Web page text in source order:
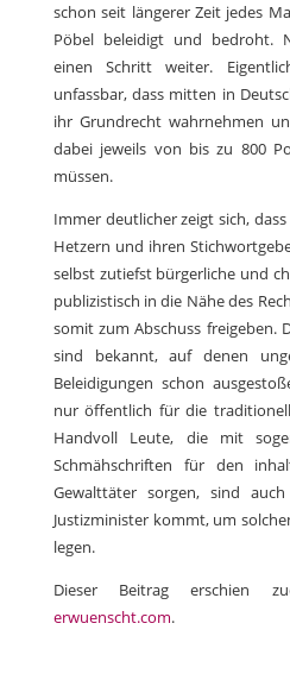
schon seit längerer Zeit jedes
Pöbel beleidigt und bedroht.
einen Schritt weiter.
unfassbar, dass mitten in
ihr Grundrecht wahrnehmen
dabei jeweils von bis zu 800
müssen.
Immer deutlicher zeigt sich,
Hetzern und ihren
selbst zutiefst bürgerliche und
publizistisch in die Nähe des
somit zum Abschuss freigeben.
sind bekannt, auf denen
Beleidigungen schon
nur öffentlich für die
Handvoll Leute, die mit
Schmähschriften für den
Gewalttäter sorgen, sind
Justizminister kommt, um
legen.
Dieser Beitrag erschien
erwuenscht.com.